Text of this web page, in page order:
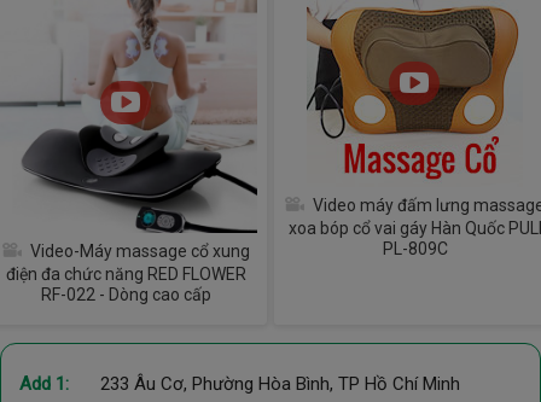
Video-Máy massage cổ xung
điện đa chức năng RED FLOWER
RF-022 - Dòng cao cấp
Video máy đấm lưng
xoa bóp cổ vai gáy Hàn Quốc PULI
PL-809C
Add 1: 233 Âu Cơ, Phường Hòa Bình, TP Hồ Chí Minh